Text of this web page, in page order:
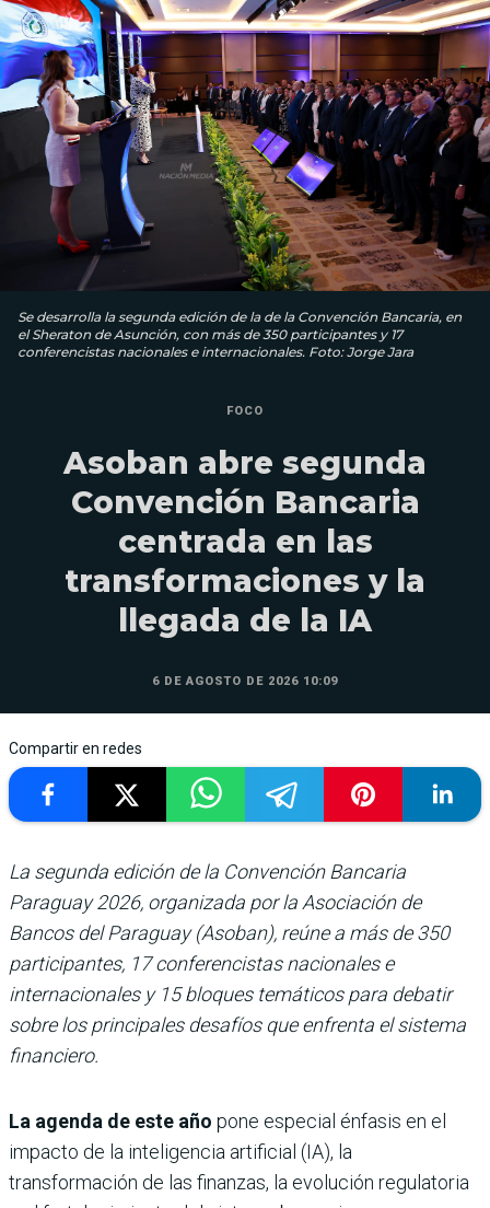
Se desarrolla la segunda edición de la de la Convención Bancaria, en
el Sheraton de Asunción, con más de 350 participantes y 17
conferencistas nacionales e internacionales. Foto: Jorge Jara
FOCO
Asoban abre segunda
Convención Bancaria
centrada en las
transformaciones y la
llegada de la IA
6 DE AGOSTO DE 2026 10:09
Compartir en redes
La segunda edición de la Convención Bancaria
Paraguay 2026, organizada por la Asociación de
Bancos del Paraguay (Asoban), reúne a más de 350
participantes, 17 conferencistas nacionales e
internacionales y 15 bloques temáticos para debatir
sobre los principales desafíos que enfrenta el sistema
financiero.
La agenda de este año pone especial énfasis en el
impacto de la inteligencia artificial (IA), la
transformación de las finanzas, la evolución regulatoria